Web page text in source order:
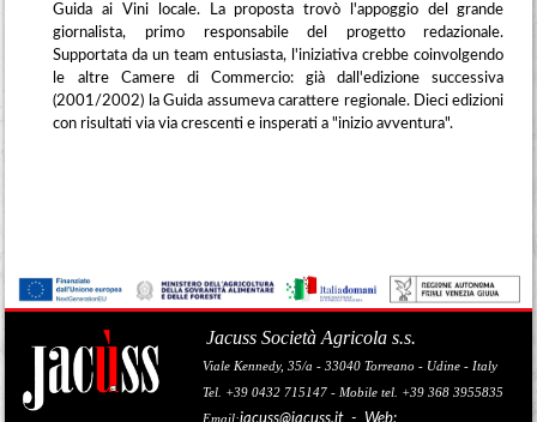
Guida ai Vini locale. La proposta trovò l'appoggio del grande
giornalista, primo responsabile del progetto redazionale.
Supportata da un team entusiasta, l'iniziativa crebbe coinvolgendo
le altre Camere di Commercio: già dall'edizione successiva
(2001/2002) la Guida assumeva carattere regionale. Dieci edizioni
con risultati via via crescenti e insperati a "inizio avventura".
Jacuss Società Agricola s.s.
Viale Kennedy, 35/a - 33040 Torreano - Udine - Italy
Tel. +39 0432 715147 - Mobile tel. +39 368 3955835
Email:jacuss@jacuss.it - Web: